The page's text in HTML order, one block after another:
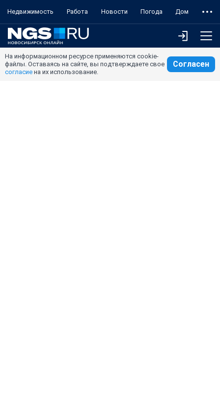
Недвижимость Работа Новости Погода Дом
На информационном ресурсе применяются cookie-
файлы. Оставаясь на сайте, вы подтверждаете свое
согласие на их использование.
Согласен